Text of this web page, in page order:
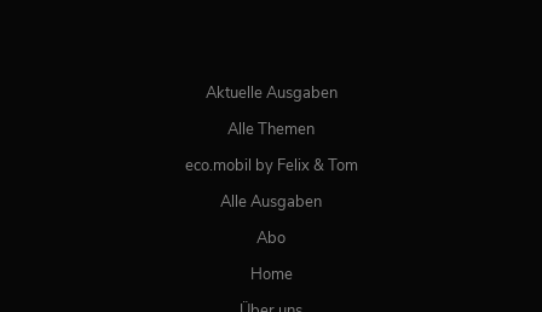
Aktuelle Ausgaben
Alle Themen
eco.mobil by Felix & Tom
Alle Ausgaben
Abo
Home